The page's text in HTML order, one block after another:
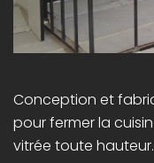
Conception et
pour fermer la
vitrée toute hauteur.